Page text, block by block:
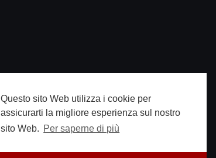
Questo sito Web utilizza i cookie per
assicurarti la migliore esperienza sul nostro
sito Web. Per saperne di più